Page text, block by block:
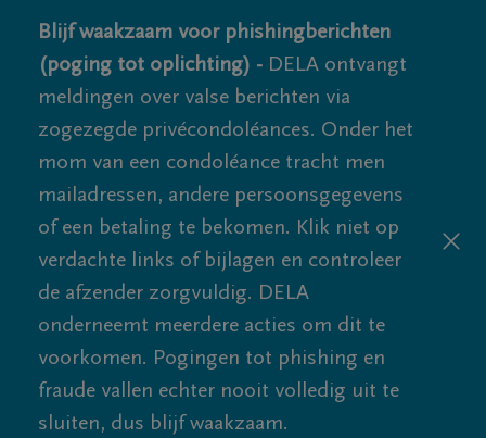
Blijf waakzaam voor phishingberichten
(poging tot oplichting) - DELA ontvangt
meldingen over valse berichten via
zogezegde privécondoléances. Onder het
mom van een condoléance tracht men
mailadressen, andere persoonsgegevens
of een betaling te bekomen. Klik niet op
verdachte links of bijlagen en controleer
de afzender zorgvuldig. DELA
onderneemt meerdere acties om dit te
voorkomen. Pogingen tot phishing en
fraude vallen echter nooit volledig uit te
sluiten, dus blijf waakzaam.